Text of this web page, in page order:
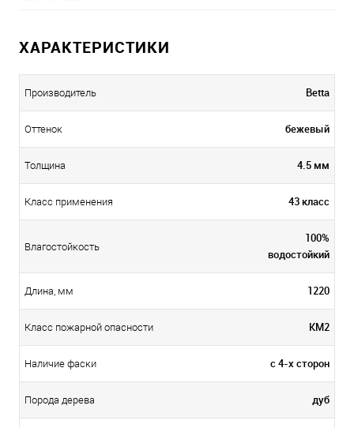
ХАРАКТЕРИСТИКИ
Производитель Betta
Оттенок бежевый
Толщина 4.5 мм
Класс применения 43 класс
Влагостойкость
100%
водостойкий
Длина, мм 1220
Класс пожарной опасности КМ2
Наличие фаски с 4-х сторон
Порода дерева дуб